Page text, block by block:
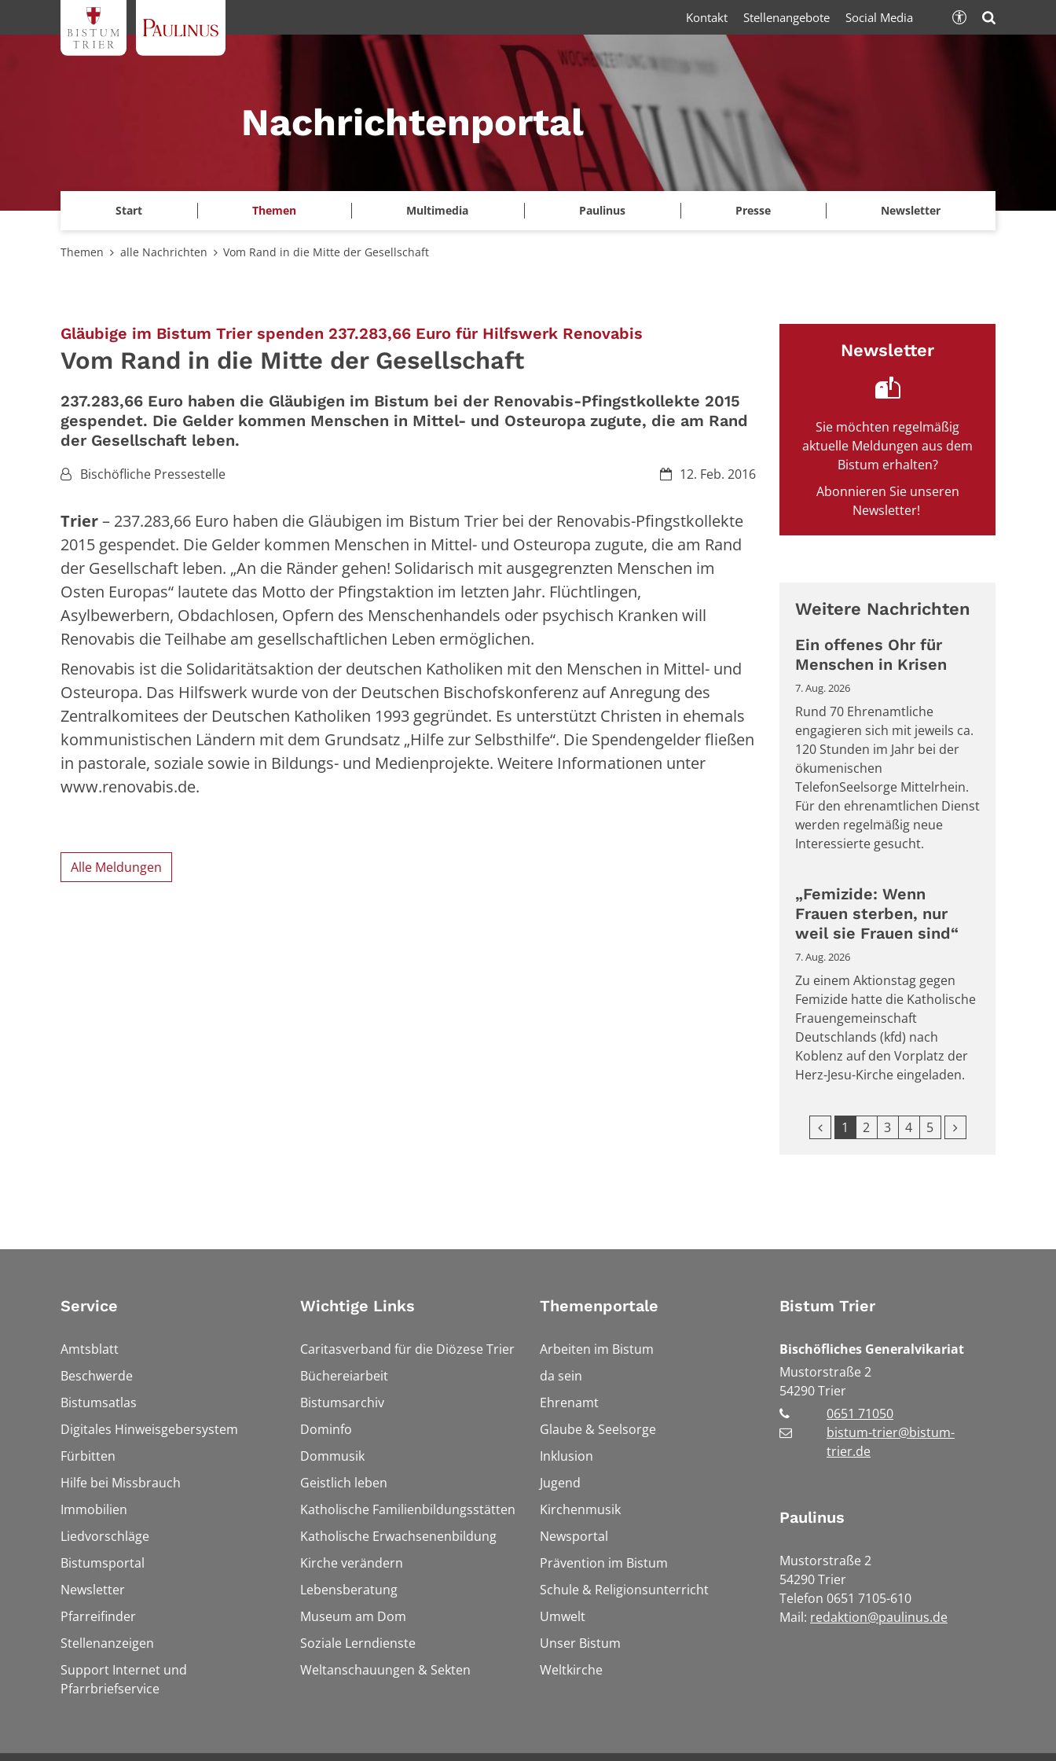
Zum Inhalt springen
Nachrichtenportal
Start Themen Multimedia Paulinus Presse Newsletter
Kontakt Stellenangebote Social Media
Themen alle Nachrichten Vom Rand in die Mitte der Gesellschaft
Gläubige im Bistum Trier spenden 237.283,66 Euro für Hilfswerk Renovabis
Vom Rand in die Mitte der Gesellschaft
237.283,66 Euro haben die Gläubigen im Bistum bei der Renovabis-Pfingstkollekte 2015
gespendet. Die Gelder kommen Menschen in Mittel- und Osteuropa zugute, die am Rand
der Gesellschaft leben.
Datum:12. Feb. 2016
Von:Bischöfliche Pressestelle
Trier– 237.283,66 Euro haben die Gläubigen im Bistum Trier bei der Renovabis-Pfingstkollekte
2015 gespendet. Die Gelder kommen Menschen in Mittel- und Osteuropa zugute, die am Rand
der Gesellschaft leben. „An die Ränder gehen! Solidarisch mit ausgegrenzten Menschen im
Osten Europas“ lautete das Motto der Pfingstaktion im letzten Jahr. Flüchtlingen,
Asylbewerbern, Obdachlosen, Opfern des Menschenhandels oder psychisch Kranken will
Renovabis die Teilhabe am gesellschaftlichen Leben ermöglichen.
Renovabis ist die Solidaritätsaktion der deutschen Katholiken mit den Menschen in Mittel- und
Osteuropa. Das Hilfswerk wurde von der Deutschen Bischofskonferenz auf Anregung des
Zentralkomitees der Deutschen Katholiken 1993 gegründet. Es unterstützt Christen in ehemals
kommunistischen Ländern mit dem Grundsatz „Hilfe zur Selbsthilfe“. Die Spendengelder fließen
in pastorale, soziale sowie in Bildungs- und Medienprojekte. Weitere Informationen unter
www.renovabis.de.
Alle Meldungen
Newsletter
Sie möchten regelmäßig
aktuelle Meldungen aus dem
Bistum erhalten?
Abonnieren Sie unseren
Newsletter!
Weitere Nachrichten
Ein offenes Ohr für
Menschen in Krisen
7. Aug. 2026
Rund 70 Ehrenamtliche
engagieren sich mit jeweils ca.
120 Stunden im Jahr bei der
ökumenischen
TelefonSeelsorge Mittelrhein.
Für den ehrenamtlichen Dienst
werden regelmäßig neue
Interessierte gesucht.
„Femizide: Wenn
Frauen sterben, nur
weil sie Frauen sind“
7. Aug. 2026
Zu einem Aktionstag gegen
Femizide hatte die Katholische
Frauengemeinschaft
Deutschlands (kfd) nach
Koblenz auf den Vorplatz der
Herz-Jesu-Kirche eingeladen.
Vorherige Seite
1 2 3 4 5 Nächste Seite
Service
Amtsblatt
Beschwerde
Bistumsatlas
Digitales Hinweisgebersystem
Fürbitten
Hilfe bei Missbrauch
Immobilien
Liedvorschläge
Bistumsportal
Newsletter
Pfarreifinder
Stellenanzeigen
Support Internet und
Pfarrbriefservice
Wichtige Links
Caritasverband für die Diözese Trier
Büchereiarbeit
Bistumsarchiv
Dominfo
Dommusik
Geistlich leben
Katholische Familienbildungsstätten
Katholische Erwachsenenbildung
Kirche verändern
Lebensberatung
Museum am Dom
Soziale Lerndienste
Weltanschauungen & Sekten
Themenportale
Arbeiten im Bistum
da sein
Ehrenamt
Glaube & Seelsorge
Inklusion
Jugend
Kirchenmusik
Newsportal
Prävention im Bistum
Schule & Religionsunterricht
Umwelt
Unser Bistum
Weltkirche
Bistum Trier
Bischöfliches Generalvikariat
Mustorstraße 2
54290Trier
0651 71050
bistum-trier@bistum-
trier.de
Paulinus
Mustorstraße 2
54290 Trier
Telefon 0651 7105-610
Mail: redaktion@paulinus.de